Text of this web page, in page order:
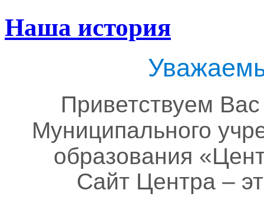
Наша история
Приветствуем
Муниципального
образования
Сайт Центра –